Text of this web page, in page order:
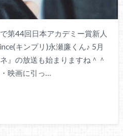
第44回日本アカデミー賞新人
キンプリ)永瀬廉くん♪ 5月
』の放送も始まりますね＾＾
映画に引っ…